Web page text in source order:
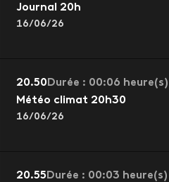
Journal 20h
16/06/26
20.50 Durée : 00:06 heure(s)
Météo climat 20h30
16/06/26
20.55 Durée : 00:03 heure(s)